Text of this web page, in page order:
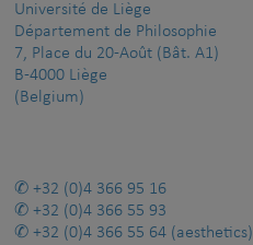
Université de Liège
Département de Philosophie
7, Place du 20-Août (Bât. A1)
B-4000 Liège
(Belgium)
+32 (0)4 366 95 16
+32 (0)4 366 55 93
+32 (0)4 366 55 64 (aesthetics)